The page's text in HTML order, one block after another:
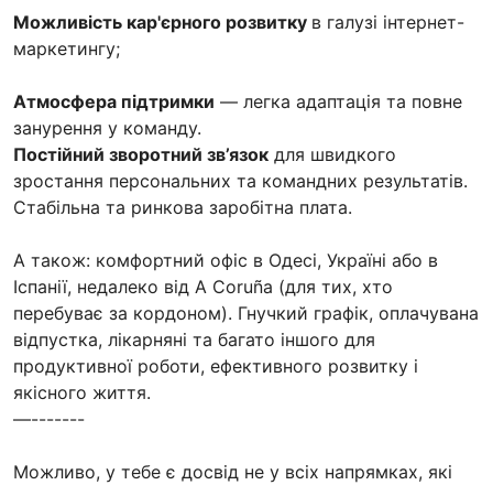
Можливість кар'єрного розвитку в галузі інтернет-
маркетингу;
Атмосфера підтримки — легка адаптація та повне
занурення у команду.
Постійний зворотний зв’язок для швидкого
зростання персональних та командних результатів.
Стабільна та ринкова заробітна плата.
А також: комфортний офіс в Одесі, Україні або в
Іспанії, недалеко від A Coruña (для тих, хто
перебуває за кордоном). Гнучкий графік, оплачувана
відпустка, лікарняні та багато іншого для
продуктивної роботи, ефективного розвитку і
якісного життя.
—-------
Можливо, у тебе є досвід не у всіх напрямках, які